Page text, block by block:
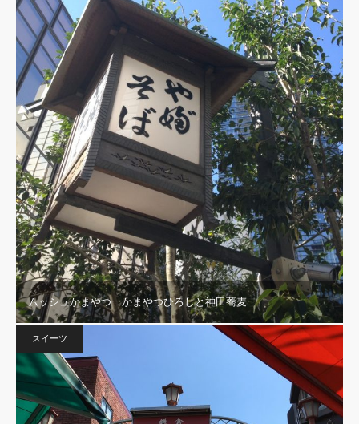
ムッシュかまやつ…かまやつひろしと神田蕎麦
スイーツ